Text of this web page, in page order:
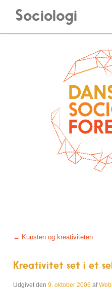
Sociologi
Post navigation
← Kunsten og kreativiteten
Kreativitet set i et
Udgivet den 9. oktober 2006 af